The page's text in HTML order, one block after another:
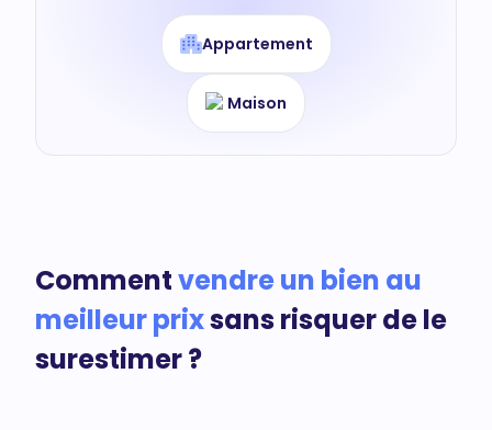
Appartement
Maison
Commentvendre un bien au
meilleur prixsans risquer de le
surestimer ?